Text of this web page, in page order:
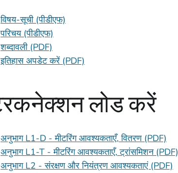
विषय-सूची (पीडीएफ)
परिचय (पीडीएफ)
शब्दावली (PDF)
इतिहास अपडेट करें (PDF)
लोड करें
अनुभाग L1-D - मीटरिंग आवश्यकताएँ, वितरण (PDF)
अनुभाग L1-T - मीटरिंग आवश्यकताएँ, ट्रांसमिशन (PDF)
अनुभाग L2 - संरक्षण और नियंत्रण आवश्यकताएं (PDF)